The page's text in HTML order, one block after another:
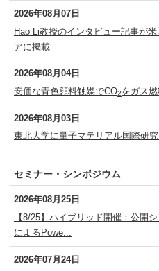
2026年08月07日
Hao Li教授のインタビュー記事が
アに掲載
2026年08月04日
安価な青色顔料触媒でCO2をガス
2026年08月03日
東北大学に量子マテリアル国際研
セミナー・シンポジウム
2026年08月25日
【8/25】ハイブリッド開催：公開
によるPowe...
2026年07月24日